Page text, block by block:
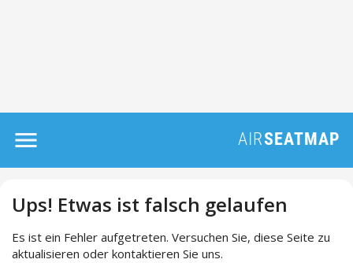
Ups! Etwas ist falsch gelaufen
Es ist ein Fehler aufgetreten. Versuchen Sie, diese Seite zu
aktualisieren oder kontaktieren Sie uns.